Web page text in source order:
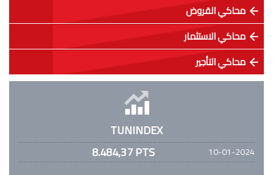
محاكي القروض
محاكي الاستثمار
محاكي التأجير
TUNINDEX
10-01-2024
8.484,37 PTS